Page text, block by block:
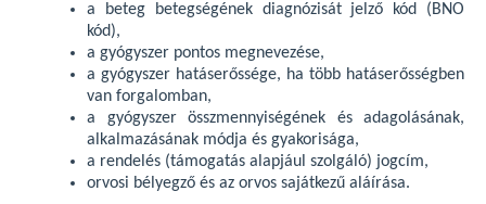
a beteg betegségének diagnózisát jelző kód (BNO
kód),
a gyógyszer pontos megnevezése,
a gyógyszer hatáserőssége, ha több hatáserősségben
van forgalomban,
a gyógyszer összmennyiségének és adagolásának,
alkalmazásának módja és gyakorisága,
a rendelés (támogatás alapjául szolgáló) jogcím,
orvosi bélyegző és az orvos sajátkezű aláírása.